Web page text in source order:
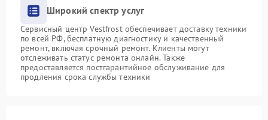
Широкий спектр услуг
Сервисный центр Vestfrost обеспечивает доставку техники
по всей РФ, бесплатную диагностику и качественный
ремонт, включая срочный ремонт. Клиенты могут
отслеживать статус ремонта онлайн. Также
предоставляется постгарантийное обслуживание для
продления срока службы техники